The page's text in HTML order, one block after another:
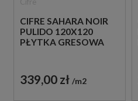
CIFRE SAHARA NOIR
PULIDO 120X120
PŁYTKA GRESOWA
339,00 zł m2